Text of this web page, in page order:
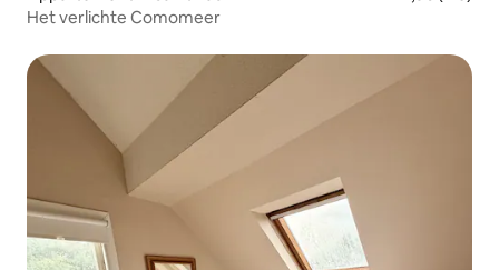
Het verlichte Comomeer